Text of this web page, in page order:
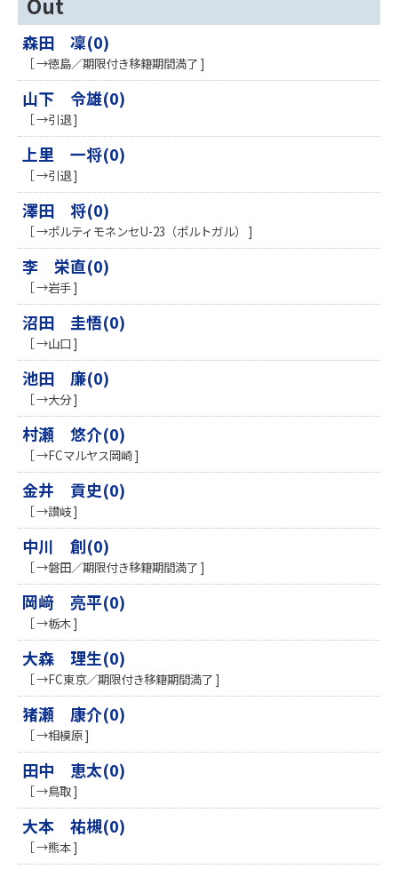
Out
森田 凜(0)
［ →徳島／期限付き移籍期間満了 ]
山下 令雄(0)
［ →引退 ]
上里 一将(0)
［ →引退 ]
澤田 将(0)
［ →ポルティモネンセU-23（ポルトガル） ]
李 栄直(0)
［ →岩手 ]
沼田 圭悟(0)
［ →山口 ]
池田 廉(0)
［ →大分 ]
村瀬 悠介(0)
［ →FCマルヤス岡崎 ]
金井 貢史(0)
［ →讃岐 ]
中川 創(0)
［ →磐田／期限付き移籍期間満了 ]
岡﨑 亮平(0)
［ →栃木 ]
大森 理生(0)
［ →FC東京／期限付き移籍期間満了 ]
猪瀬 康介(0)
［ →相模原 ]
田中 恵太(0)
［ →鳥取 ]
大本 祐槻(0)
［ →熊本 ]